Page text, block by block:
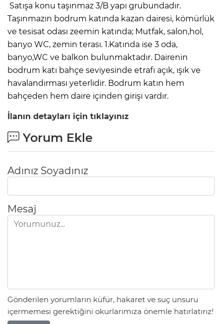
Satışa konu taşınmaz 3/B yapı grubundadır.
Taşınmazın bodrum katında kazan dairesi, kömürlük
ve tesisat odası zeemin katında; Mutfak, salon,hol,
banyo WC, zemin terası. 1.Katında ise 3 oda,
banyo,WC ve balkon bulunmaktadır. Dairenin
bodrum katı bahçe seviyesinde etrafı açık, ışık ve
havalandırması yeterlidir. Bodrum katın hem
bahçeden hem daire içinden girişi vardır.
İlanın detayları için tıklayınız
Yorum Ekle
Adınız Soyadınız
Mesaj
Gönderilen yorumların küfür, hakaret ve suç unsuru
içermemesi gerektiğini okurlarımıza önemle hatırlatırız!